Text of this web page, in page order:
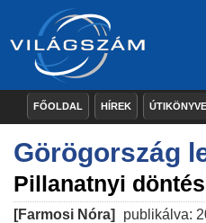
FŐOLDAL HÍREK
Görögország
Pillanatnyi
[Farmosi Nóra] publikálva: